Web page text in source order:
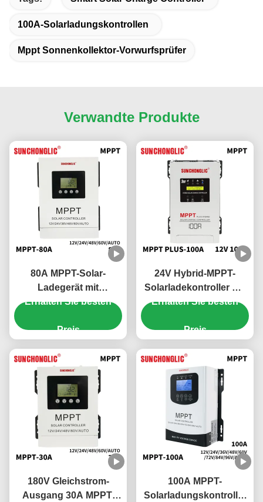
100A-Solarladungskontrollen
Mppt Sonnenkollektor-Vorwurfsprüfer
Verwandte Produkte
80A MPPT-Solar-
Ladegerät mit
Überladungsschutz und
Kompatibilität
Erhalten Sie besten
Preis
24V Hybrid-MPPT-
Solarladekontroller mit
100A Ladestrom und
Gleichstrom-
Erhalten Sie besten
Preis
180V Gleichstrom-
Ausgang 30A MPPT-
100A MPPT-
Solarladungskontroller